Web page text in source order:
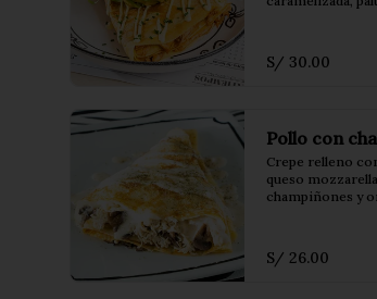
S/ 30.00
Pollo con
Crepe relleno
queso
champiñones y
S/ 26.00